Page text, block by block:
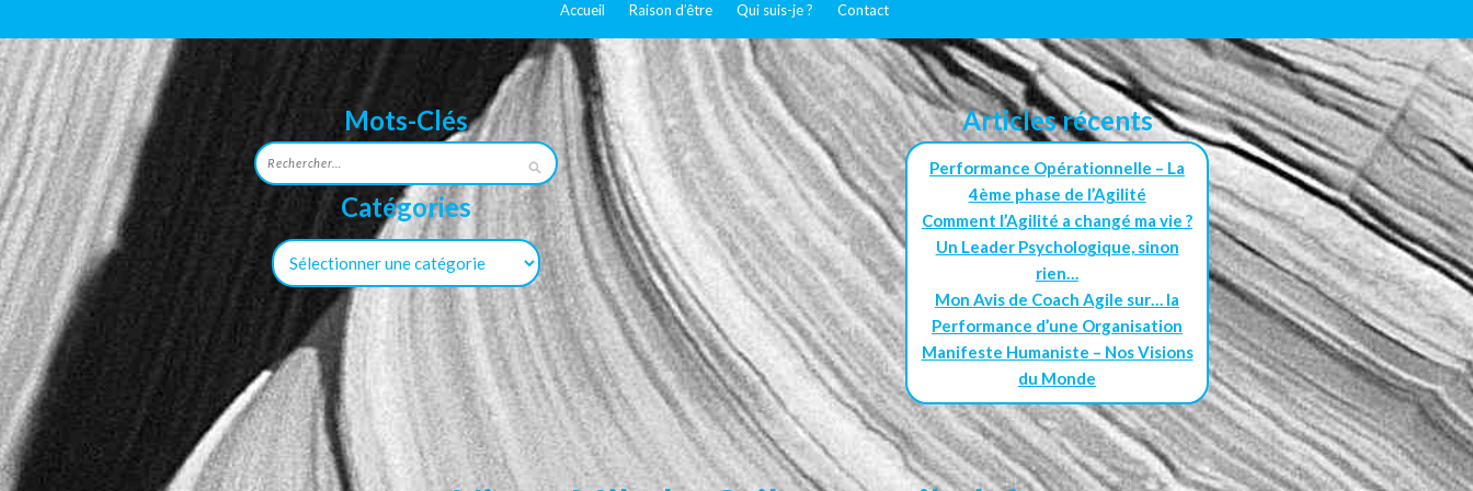
Accueil Raison d’être Qui suis-je ? Contact
Mots-Clés
Catégories
Articles récents
Performance Opérationnelle – La
4ème phase de l’Agilité
Comment l’Agilité a changé ma vie ?
Un Leader Psychologique, sinon
rien…
Mon Avis de Coach Agile sur… la
Performance d’une Organisation
Manifeste Humaniste – Nos Visions
du Monde